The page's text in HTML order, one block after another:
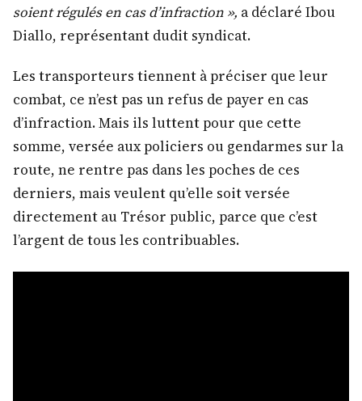
soient régulés en cas d’infraction », a déclaré Ibou
Diallo, représentant dudit syndicat.
Les transporteurs tiennent à préciser que leur
combat, ce n’est pas un refus de payer en cas
d’infraction. Mais ils luttent pour que cette
somme, versée aux policiers ou gendarmes sur la
route, ne rentre pas dans les poches de ces
derniers, mais veulent qu’elle soit versée
directement au Trésor public, parce que c’est
l’argent de tous les contribuables.